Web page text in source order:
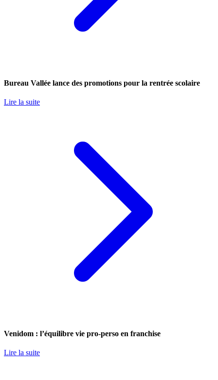
Bureau Vallée lance des promotions pour la rentrée scolaire
Lire la suite
Venidom : l’équilibre vie pro-perso en franchise
Lire la suite